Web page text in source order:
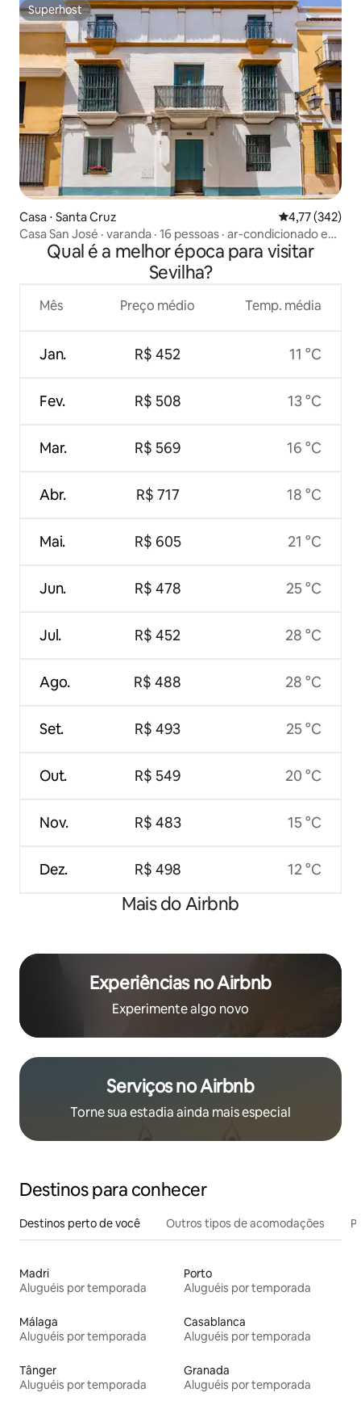
Superhost
Superhost
Casa ⋅ Santa Cruz 4,77 de uma
4,77 (342)
Casa San José · varanda · 16 pessoas · ar-condicionado em
toda a casa · centro
Qual é a melhor época para visitar
Sevilha?
Mês
Jan.
Fev.
Mar.
Abr.
Mai.
Jun.
Jul.
Ago.
Set.
Out.
Nov.
Dez.
Preço médio
R$ 452
R$ 508
R$ 569
R$ 717
R$ 605
R$ 478
R$ 452
R$ 488
R$ 493
R$ 549
R$ 483
R$ 498
Temp. média
11 °C
13 °C
16 °C
18 °C
21 °C
25 °C
28 °C
28 °C
25 °C
20 °C
15 °C
12 °C
Mais do Airbnb
Experiências no Airbnb
Experimente algo novo
Serviços no Airbnb
Torne sua estadia ainda mais especial
Destinos para conhecer
Destinos perto de você Outros tipos de acomodações
Madri
Aluguéis por temporada
Porto
Aluguéis por temporada
Málaga
Aluguéis por temporada
Casablanca
Aluguéis por temporada
Tânger
Aluguéis por temporada
Granada
Aluguéis por temporada